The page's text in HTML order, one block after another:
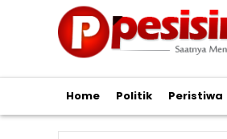
Home Politik Peristiwa